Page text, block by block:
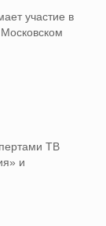
участие в
ТВ
и